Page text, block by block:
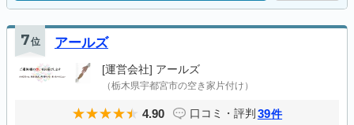
7位 アールズ
[運営会社] アールズ
（栃木県宇都宮市の空き家片付け）
4.90 口コミ・評判 39件